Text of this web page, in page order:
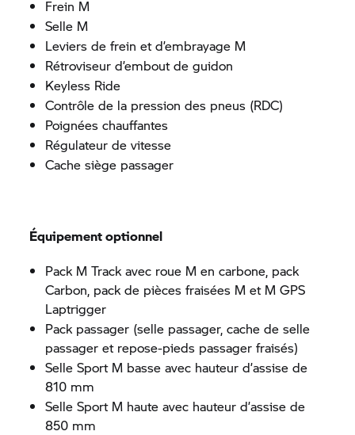
Frein M
Selle M
Leviers de frein et d’embrayage M
Rétroviseur d’embout de guidon
Keyless Ride
Contrôle de la pression des pneus (RDC)
Poignées chauffantes
Régulateur de vitesse
Cache siège passager
Équipement optionnel
Pack M Track avec roue M en carbone, pack
Carbon, pack de pièces fraisées M et M GPS
Laptrigger
Pack passager (selle passager, cache de selle
passager et repose-pieds passager fraisés)
Selle Sport M basse avec hauteur d’assise de
810 mm
Selle Sport M haute avec hauteur d’assise de
850 mm